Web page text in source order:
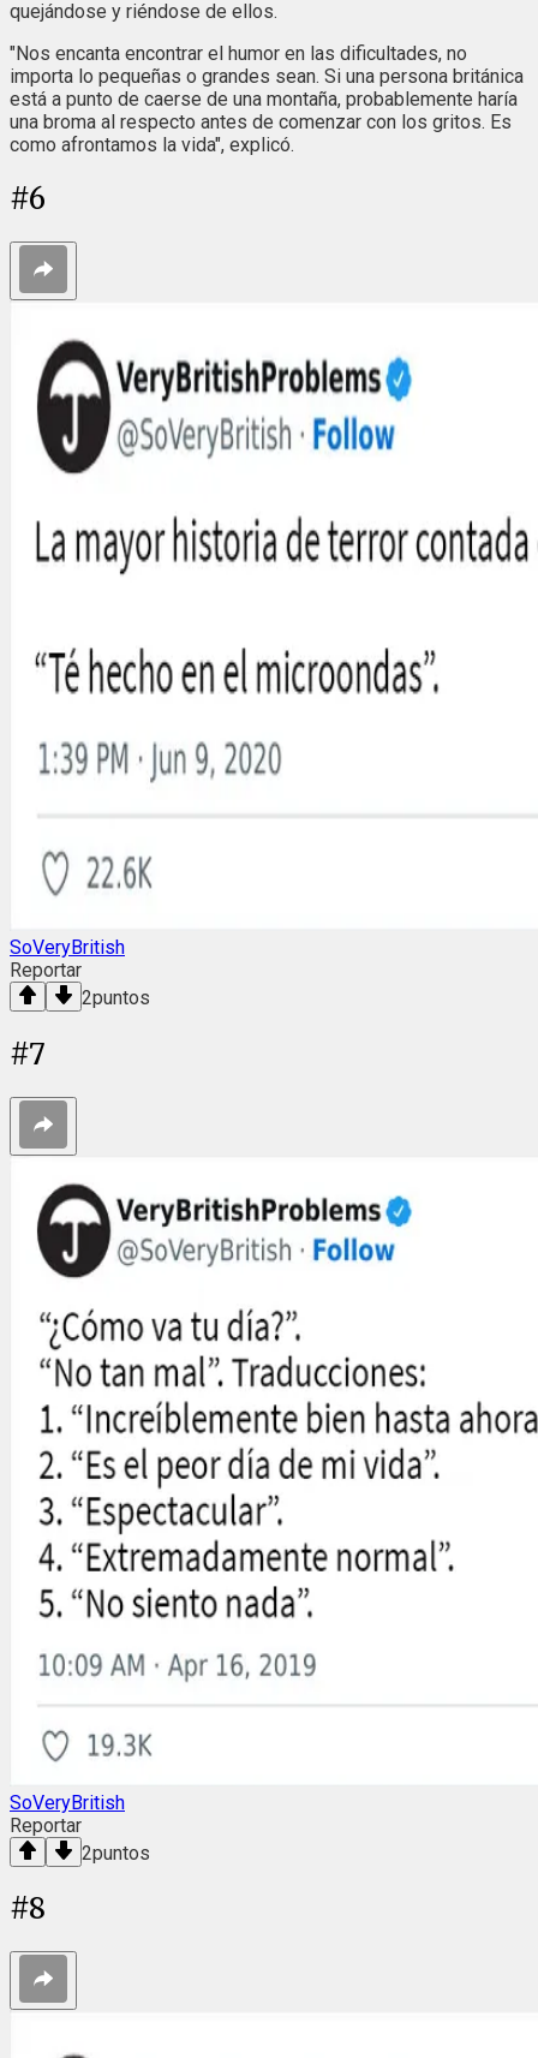
quejándose y riéndose de ellos.
"Nos encanta encontrar el humor en las dificultades, no
importa lo pequeñas o grandes sean. Si una persona británica
está a punto de caerse de una montaña, probablemente haría
una broma al respecto antes de comenzar con los gritos. Es
como afrontamos la vida", explicó.
#6
SoVeryBritish
Reportar
2puntos
#7
SoVeryBritish
Reportar
2puntos
#8